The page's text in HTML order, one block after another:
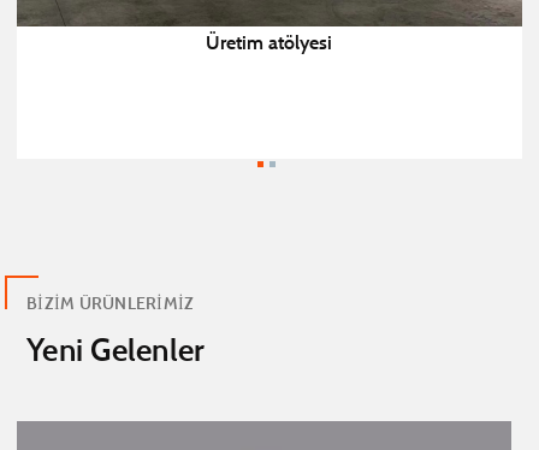
Üretim atölyesi
BIZIM ÜRÜNLERIMIZ
Yeni Gelenler